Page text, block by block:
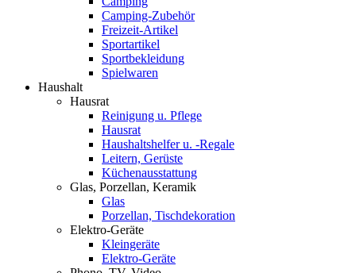
Camping-Zubehör
Freizeit-Artikel
Sportartikel
Sportbekleidung
Spielwaren
Haushalt
Hausrat
Reinigung u. Pflege
Hausrat
Haushaltshelfer u. -Regale
Leitern, Gerüste
Küchenausstattung
Glas, Porzellan, Keramik
Glas
Porzellan, Tischdekoration
Elektro-Geräte
Kleingeräte
Elektro-Geräte